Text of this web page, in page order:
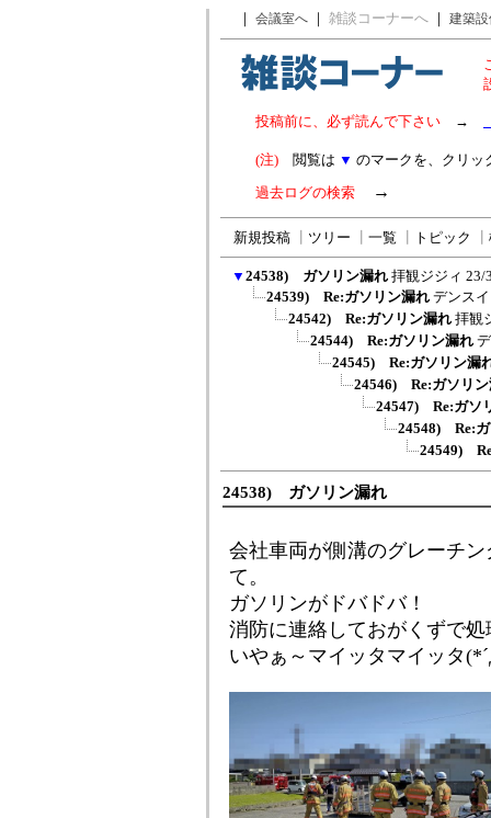
｜ 会議室へ ｜ 雑談コーナーへ ｜ 建築
投稿前に、必ず読んで下さい →
(注) 閲覧は ▼ のマークを、クリッ
過去ログの検索 →
新規投稿 ツリー 一覧 トピック
▼ 24538) ガソリン漏れ 拝観ジジィ 23/
24539) Re:ガソリン漏れ デンスイ
24542) Re:ガソリン漏れ 拝観
24544) Re:ガソリン漏れ
24545) Re:ガソリン漏
24546) Re:ガソリン
24547) Re:ガソ
24548) Re:ガ
24549)
24538) ガソリン漏れ
会社車両が側溝のグレーチ
て。
ガソリンがドバドバ！
消防に連絡しておがくずで
いやぁ～マイッタマイッタ